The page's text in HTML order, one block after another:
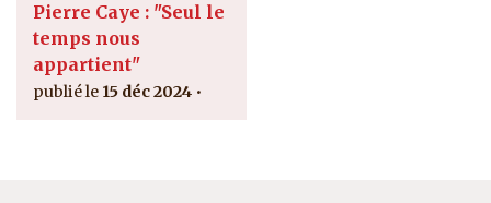
Pierre Caye : "Seul le
temps nous
appartient"
15 déc 2024